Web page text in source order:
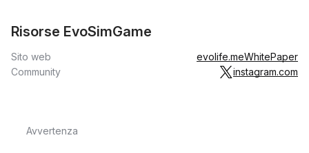
Risorse EvoSimGame
Sito web evolife.meWhitePaper
Community
instagram.com
Avvertenza